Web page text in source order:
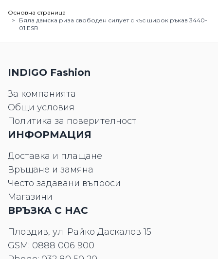
Основна страница
>
Бяла дамска риза свободен силует с къс широк ръкав 3440-
01 ESR
INDIGO Fashion
За компанията
Общи условия
Политика за поверителност
ИНФОРМАЦИЯ
Доставка и плащане
Връщане и замяна
Често задавани въпроси
Магазини
ВРЪЗКА С НАС
Пловдив, ул. Райко Даскалов 15
GSM: 0888 006 900